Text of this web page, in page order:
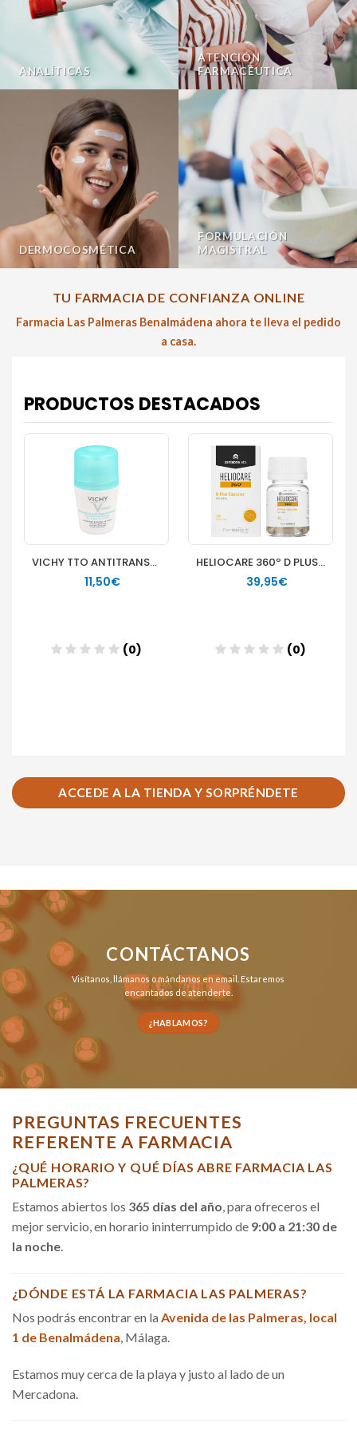
ANALÍTICAS
ATENCIÓN
FARMACÉUTICA
DERMOCOSMÉTICA
FORMULACIÓN
MAGISTRAL
TU FARMACIA DE CONFIANZA ONLINE
Farmacia Las Palmeras Benalmádena ahora te lleva el pedido
a casa.
ACCEDE A LA TIENDA Y SORPRÉNDETE
CONTÁCTANOS
Visítanos, llámanosomándanos en email . Estaremos
encantados de atenderte.
¿HABLAMOS?
PREGUNTAS FRECUENTES
REFERENTE A FARMACIA
¿QUÉ HORARIO Y QUÉ DÍAS ABRE FARMACIA LAS
PALMERAS?
Estamos abiertos los 365 días del año, para ofreceros el
mejor servicio, en horario ininterrumpido de 9:00 a 21:30 de
la noche.
¿DÓNDE ESTÁ LA FARMACIA LAS PALMERAS?
Nos podrás encontrar en la Avenida de las Palmeras, local
1 de Benalmádena, Málaga.
Estamos muy cerca de la playa y justo al lado de un
Mercadona.